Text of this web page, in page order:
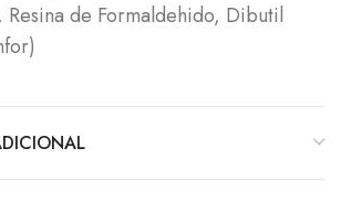
Resina de Formaldehido, Dibutil